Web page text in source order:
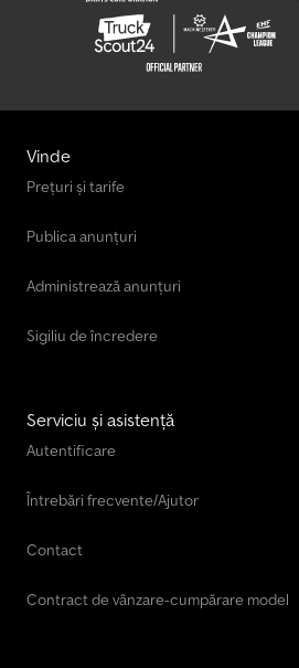
Vinde
Prețuri și tarife
Publica anunțuri
Administrează anunțuri
Sigiliu de încredere
Serviciu și asistență
Autentificare
Întrebări frecvente/Ajutor
Contact
Contract de vânzare-cumpărare model